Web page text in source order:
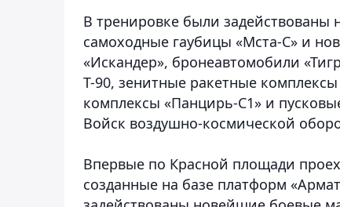
В тренировке были задействованы
самоходные гаубицы «Мста-С» и
«Искандер», бронеавтомобили
Т-90, зенитные ракетные
комплексы «Панцирь-С1» и
Войск воздушно-космической
Впервые по Красной площади
созданные на базе платформ